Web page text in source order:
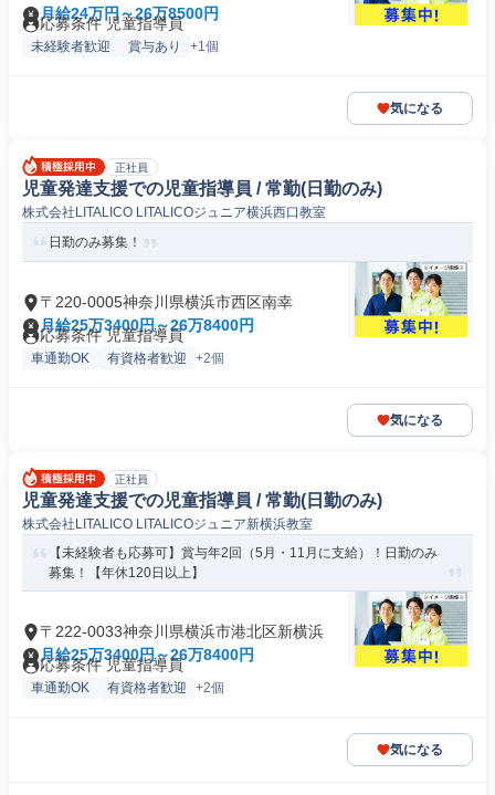
月給24万円～26万8500円
応募条件 児童指導員
未経験者歓迎 賞与あり +1個
気になる
正社員
児童発達支援での児童指導員 / 常勤(日勤のみ)
株式会社LITALICO LITALICOジュニア横浜西口教室
日勤のみ募集！
〒220-0005神奈川県横浜市西区南幸
月給25万3400円～26万8400円
応募条件 児童指導員
車通勤OK 有資格者歓迎 +2個
気になる
正社員
児童発達支援での児童指導員 / 常勤(日勤のみ)
株式会社LITALICO LITALICOジュニア新横浜教室
【未経験者も応募可】賞与年2回（5月・11月に支給）！日勤のみ
募集！【年休120日以上】
〒222-0033神奈川県横浜市港北区新横浜
月給25万3400円～26万8400円
応募条件 児童指導員
車通勤OK 有資格者歓迎 +2個
気になる